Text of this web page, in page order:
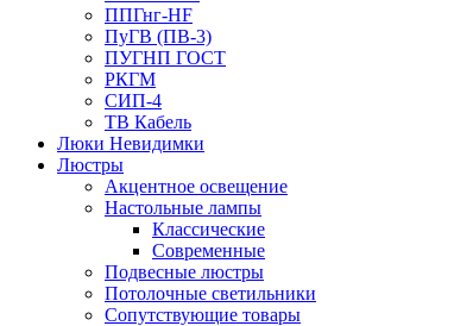
ППГнг-HF
ПуГВ (ПВ-3)
ПУГНП ГОСТ
РКГМ
СИП-4
ТВ Кабель
Люки Невидимки
Люстры
Акцентное освещение
Настольные лампы
Классические
Современные
Подвесные люстры
Потолочные светильники
Сопутствующие товары